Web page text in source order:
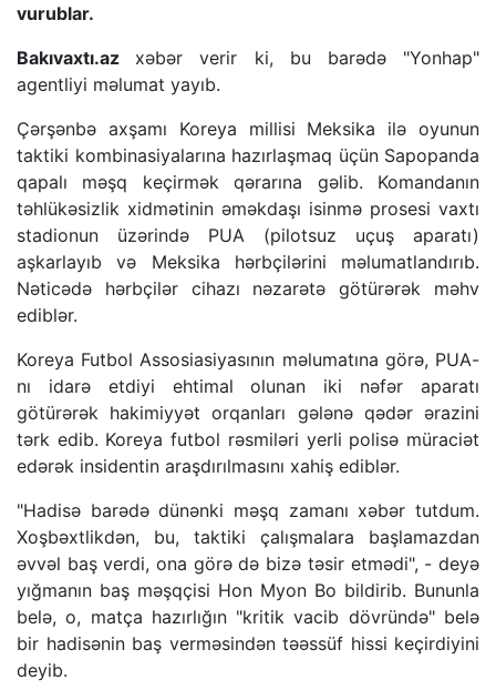
vurublar.
Bakıvaxtı.az xəbər verir ki, bu barədə "Yonhap"
agentliyi məlumat yayıb.
Çərşənbə axşamı Koreya millisi Meksika ilə oyunun
taktiki kombinasiyalarına hazırlaşmaq üçün Sapopanda
qapalı məşq keçirmək qərarına gəlib. Komandanın
təhlükəsizlik xidmətinin əməkdaşı isinmə prosesi vaxtı
stadionun üzərində PUA (pilotsuz uçuş aparatı)
aşkarlayıb və Meksika hərbçilərini məlumatlandırıb.
Nəticədə hərbçilər cihazı nəzarətə götürərək məhv
ediblər.
Koreya Futbol Assosiasiyasının məlumatına görə, PUA-
nı idarə etdiyi ehtimal olunan iki nəfər aparatı
götürərək hakimiyyət orqanları gələnə qədər ərazini
tərk edib. Koreya futbol rəsmiləri yerli polisə müraciət
edərək insidentin araşdırılmasını xahiş ediblər.
"Hadisə barədə dünənki məşq zamanı xəbər tutdum.
Xoşbəxtlikdən, bu, taktiki çalışmalara başlamazdan
əvvəl baş verdi, ona görə də bizə təsir etmədi", - deyə
yığmanın baş məşqçisi Hon Myon Bo bildirib. Bununla
belə, o, matça hazırlığın "kritik vacib dövründə" belə
bir hadisənin baş verməsindən təəssüf hissi keçirdiyini
deyib.